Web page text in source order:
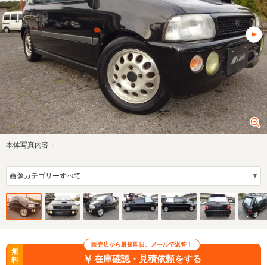
本体写真内容：
販売店から最短即日、メールで返答！
無
料
在庫確認・見積依頼をする